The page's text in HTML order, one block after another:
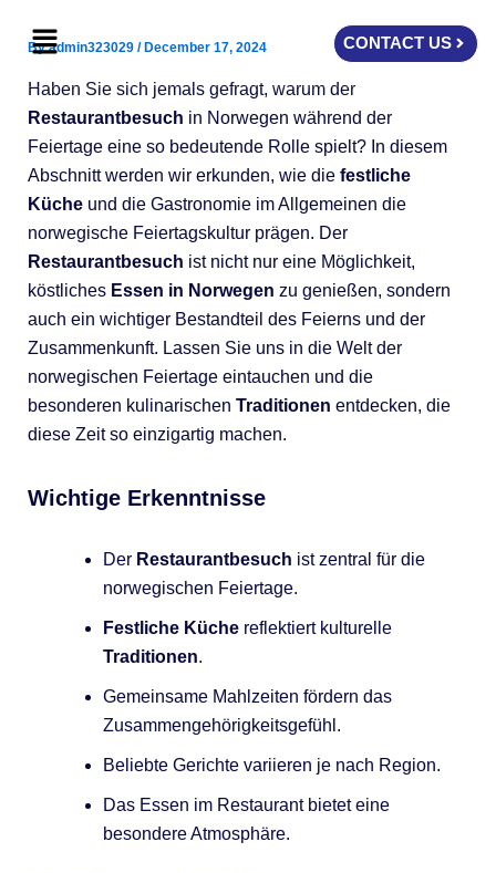
Menu CONTACT US
Byadmin323029 /December 17, 2024
Haben Sie sich jemals gefragt, warum der
Restaurantbesuch in Norwegen während der
Feiertage eine so bedeutende Rolle spielt? In diesem
Abschnitt werden wir erkunden, wie die festliche
Kücheund die Gastronomie im Allgemeinen die
norwegische Feiertagskultur prägen. Der
Restaurantbesuch ist nicht nur eine Möglichkeit,
köstliches Essen in Norwegen zu genießen, sondern
auch ein wichtiger Bestandteil des Feierns und der
Zusammenkunft. Lassen Sie uns in die Welt der
norwegischen Feiertage eintauchen und die
besonderen kulinarischen Traditionen entdecken, die
diese Zeit so einzigartig machen.
Wichtige Erkenntnisse
Der Restaurantbesuch ist zentral für die
norwegischen Feiertage.
Festliche Küchereflektiert kulturelle
Traditionen.
Gemeinsame Mahlzeiten fördern das
Zusammengehörigkeitsgefühl.
Beliebte Gerichte variieren je nach Region.
Das Essen im Restaurant bietet eine
besondere Atmosphäre.